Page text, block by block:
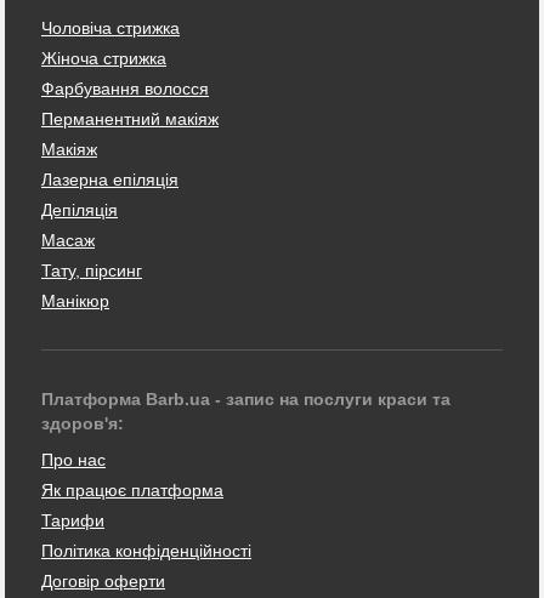
Чоловіча стрижка
Жіноча стрижка
Фарбування волосся
Перманентний макіяж
Макіяж
Лазерна епіляція
Депіляція
Масаж
Тату, пірсинг
Манікюр
Платформа Barb.ua - запис на послуги краси та
здоров'я:
Про нас
Як працює платформа
Тарифи
Політика конфіденційності
Договір оферти